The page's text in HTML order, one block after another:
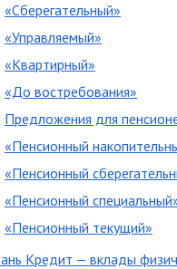
«Сберегательный»
«Управляемый»
«Квартирный»
«До востребования»
Предложения для
«Пенсионный
«Пенсионный
«Пенсионный
«Пенсионный текущий»
Кредит — вклады